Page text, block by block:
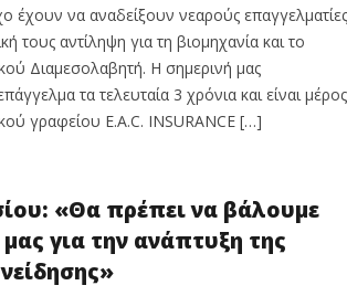
έχουν να αναδείξουν νεαρούς επαγγελματίες
τους αντίληψη για τη βιομηχανία και το
Διαμεσολαβητή. Η σημερινή μας
τα τελευταία 3 χρόνια και είναι μέρος
γραφείου E.A.C. INSURANCE […]
«Θα πρέπει να βάλουμε
για την ανάπτυξη της